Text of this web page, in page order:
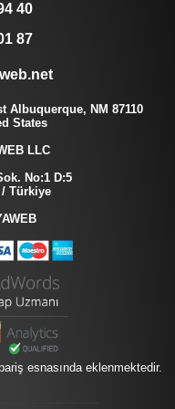
40
87
Albuquerque, NM 87110
States
LLC
No:1 D:5
Türkiye
esnasında eklenmektedir.